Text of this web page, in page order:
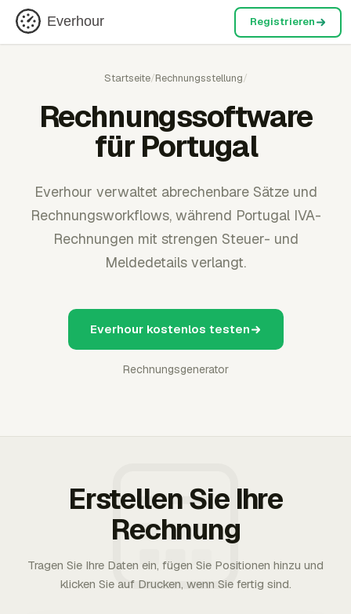
Everhour Registrieren
Startseite/Rechnungsstellung/
Rechnungssoftware
für Portugal
Everhour verwaltet abrechenbare Sätze und
Rechnungsworkflows, während Portugal IVA-
Rechnungen mit strengen Steuer- und
Meldedetails verlangt.
Everhour kostenlos testen
Rechnungsgenerator
Erstellen Sie Ihre
Rechnung
Tragen Sie Ihre Daten ein, fügen Sie Positionen hinzu und
klicken Sie auf Drucken, wenn Sie fertig sind.